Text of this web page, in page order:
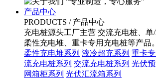
产品中心
PRODUCTS / 产品中心
充电桩源头工厂主营 交流充电桩、单/
柔性充电堆、重卡专用充电桩等产品。
柔性充电堆系列 液冷超充系列 重卡
流充电桩系列 交流充电桩系列 光伏
网箱柜系列 光伏汇流箱系列